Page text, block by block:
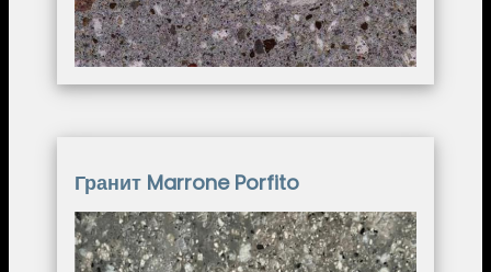
Гранит Marrone Porfito
Image